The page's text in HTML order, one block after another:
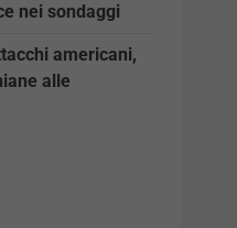
nei sondaggi
americani,
alle